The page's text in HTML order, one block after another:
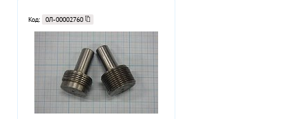
Код: 0Л-00002760